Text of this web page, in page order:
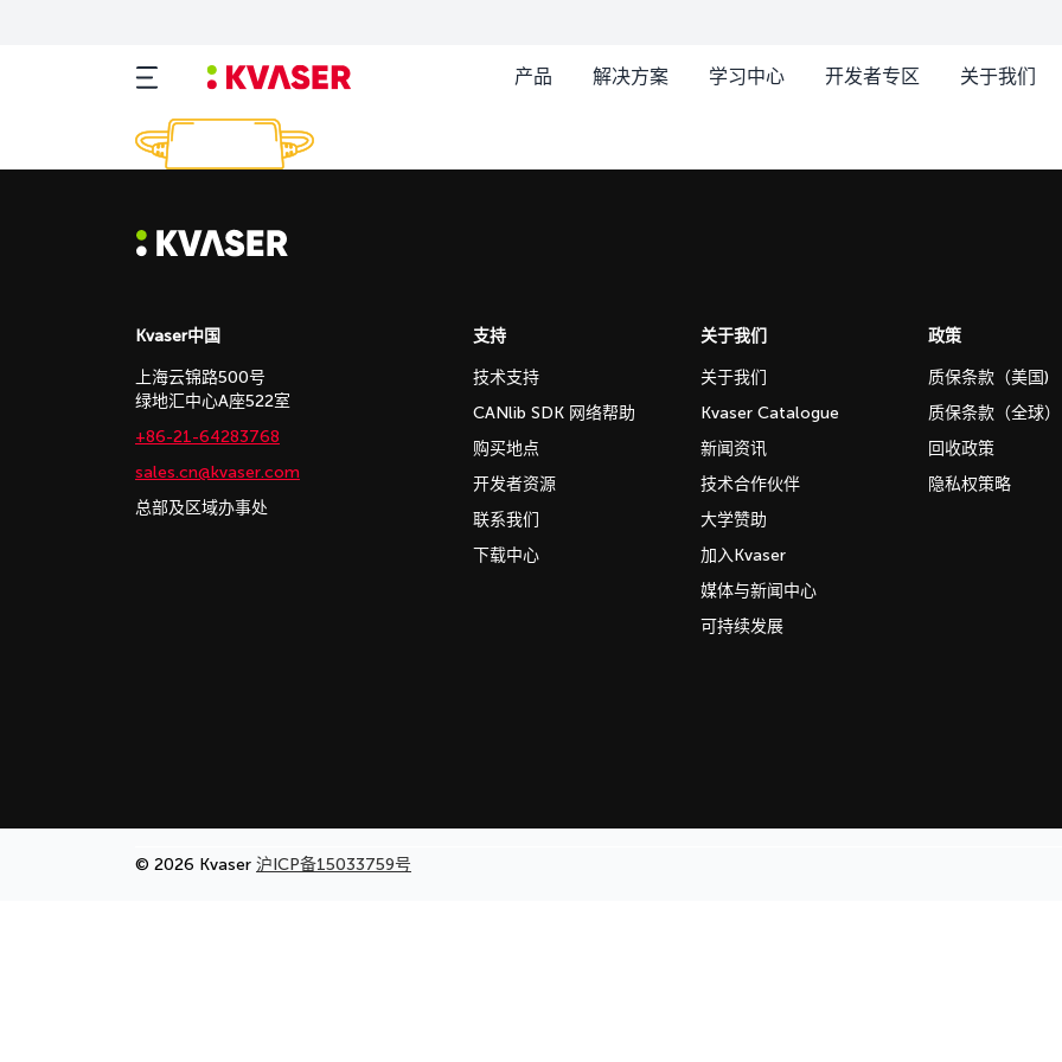
产品 解决方案 学习中心 开发者专区 关于我们
Kvaser中国
上海云锦路500号
绿地汇中心A座522室
+86-21-64283768
sales.cn@kvaser.com
总部及区域办事处
支持
技术支持
CANlib SDK 网络帮助
购买地点
开发者资源
联系我们
下载中心
关于我们
关于我们
Kvaser Catalogue
新闻资讯
技术合作伙伴
大学赞助
加入Kvaser
媒体与新闻中心
可持续发展
政策
质保条款（美国)
质保条款（全球）
回收政策
隐私权策略
© 2026 Kvaser 沪ICP备15033759号